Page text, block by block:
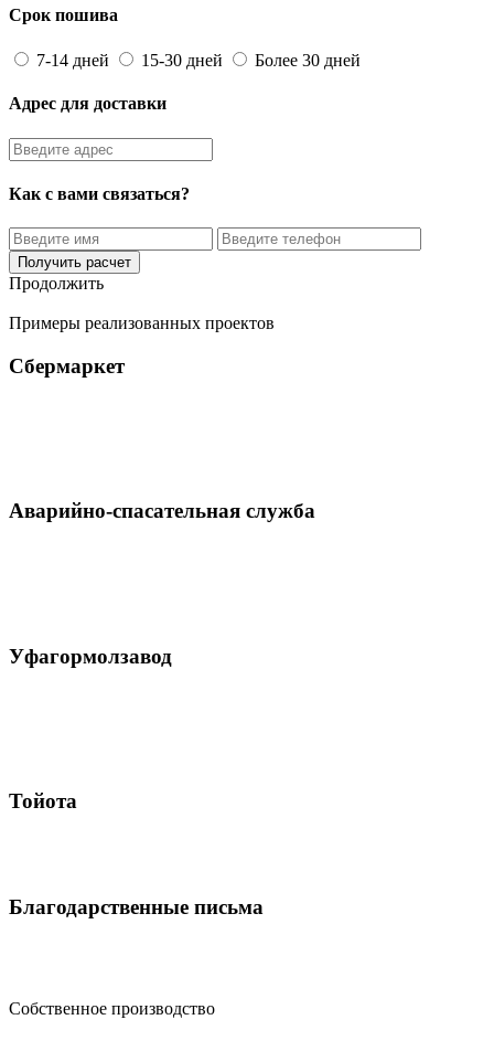
Срок пошива
7-14 дней 15-30 дней Более 30 дней
Адрес для доставки
Как с вами связаться?
Получить расчет
Продолжить
Примеры реализованных проектов
Сбермаркет
Аварийно-спасательная служба
Уфагормолзавод
Тойота
Благодарственные письма
Собственное производство